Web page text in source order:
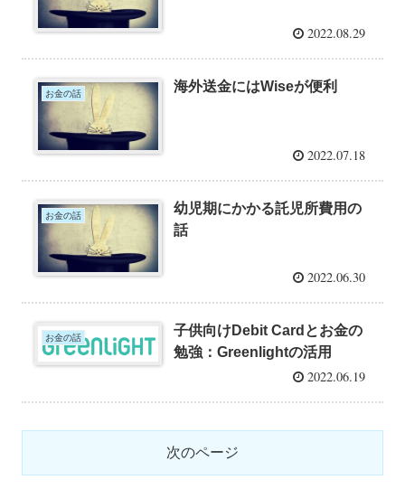
2022.08.29
お金の話 海外送金にはWiseが便利
2022.07.18
お金の話
幼児期にかかる託児所費用の
話
2022.06.30
お金の話
子供向けDebit Cardとお金の
勉強：Greenlightの活用
2022.06.19
次のページ